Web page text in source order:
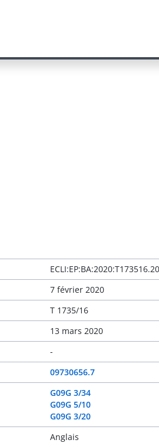
7 février 2020
T 1735/16
13 mars 2020
-
09730656.7
G09G 3/34
G09G 5/10
G09G 3/20
Anglais